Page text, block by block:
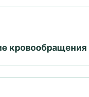
кровообращения